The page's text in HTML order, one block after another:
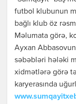
futbol klubunun
bağlı klub öz
Məlumata görə,
Ayxan
səbəbləri hələki
xidmətlərə görə
karyerasında